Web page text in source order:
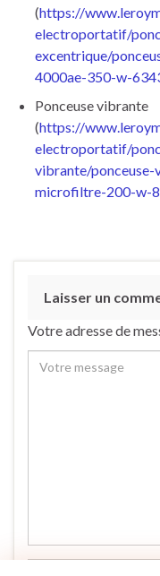
(https://
electroportatif/
excentrique/
4000ae-350-w-
Ponceuse vibrante
(https://
electroportatif/
vibrante/
microfiltre-200-w-
Laisser un
Votre adresse de